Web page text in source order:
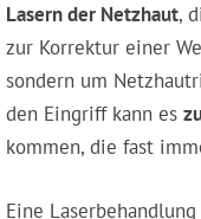
Lasern der Netzhaut,
zur Korrektur einer
sondern um
den Eingriff kann es
kommen, die fast
Eine